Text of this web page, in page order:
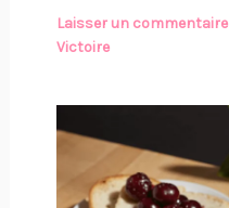
Laisser un commentaire
Victoire